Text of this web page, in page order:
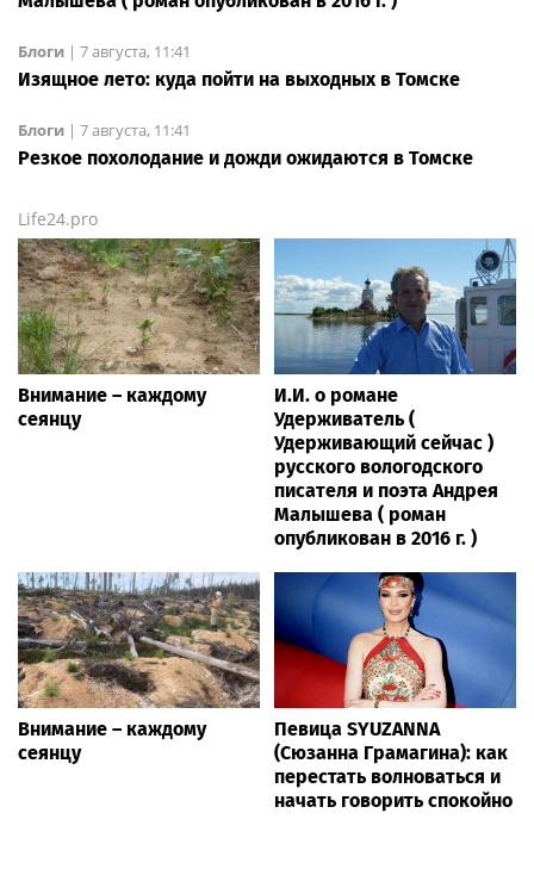
Блоги | 7 августа, 11:41
Изящное лето: куда пойти на выходных в Томске
Блоги | 7 августа, 11:41
Резкое похолодание и дожди ожидаются в Томске
Life24.pro
Внимание – каждому
сеянцу
И.И. о романе
Удерживатель (
Удерживающий сейчас )
русского вологодского
писателя и поэта Андрея
Малышева ( роман
опубликован в 2016 г. )
Внимание – каждому
сеянцу
Певица SYUZANNA
(Сюзанна Грамагина): как
перестать волноваться и
начать говорить спокойно